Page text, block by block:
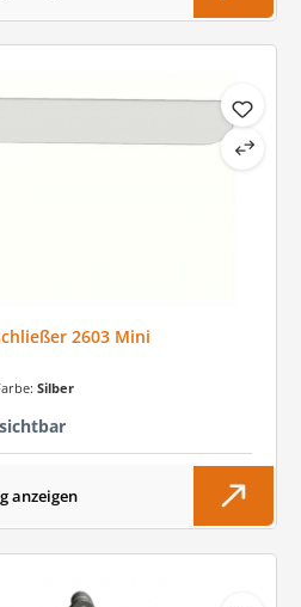
ABUS Türschließer 2603 Mini
Silber
anzeigen